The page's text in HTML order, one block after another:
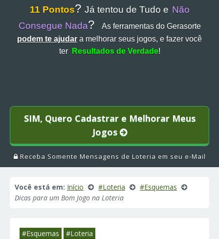
11 Pontos? Já tentou de Tudo e Não
Consegue Nada?
As ferramentas do Gerasorte
podem te ajudar a melhorar seus jogos, e fazer você
ter
Resultados de Verdade!
SIM, Quero Cadastrar e Melhorar Meus
Jogos
Receba Somente Mensagens de Loteria em seu e-Mail
Você está em: Início #Loteria
#Esquemas
Dicas para um Bom Jogo na Loteria
#Esquemas #Loteria